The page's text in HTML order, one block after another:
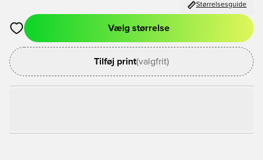
Størrelsesguide
Åbner en Modal til at logge ind eller tilmelde dig som medlem
Vælg størrelse
Tilføj print(valgfrit)